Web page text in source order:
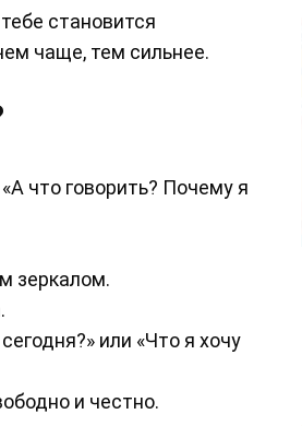
становится
чаще, тем сильнее.
что говорить? Почему я
зеркалом.
или «Что я хочу
и честно.